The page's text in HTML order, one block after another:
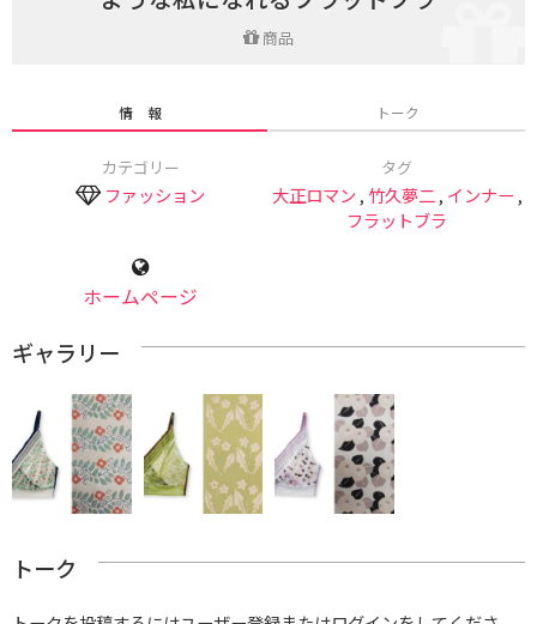
商品
情 報 トーク
カテゴリー
ファッション
タグ
大正ロマン , 竹久夢二, インナー ,
フラットブラ
ホームページ
ギャラリー
トーク